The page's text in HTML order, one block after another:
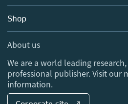
Blog
Sales and account contacts
Media Centre
Locations & Contact
Shop
About us
We are a world leading
professional publisher. Visit our
information.